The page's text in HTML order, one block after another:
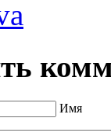
Имя